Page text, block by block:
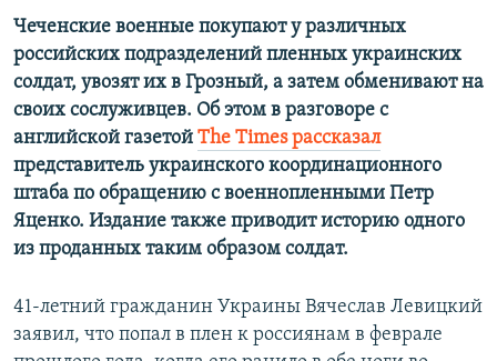
поискуИНФОГРАФИКА
ТЕЛЕПРОЕКТ КРЫМ.РЕАЛИИ
СОВЕТЫ ПРАВОЗАЩИТНИКОВ
ПРОПАВШИЕ БЕЗ ВЕСТИ
ПОБЕДИТЕЛЕЙ НЕ СУДЯТ?
КРЫМ.НЕПОКОРЕННЫЙ
УКРАИНСКАЯ ПРОБЛЕМА КРЫМА
КАК ОБОЙТИ БЛОКИРОВКУ
Українською
Qırımtatar
ПРИСОЕДИНЯЙТЕСЬ!
Все сайты RFE/RL
Чеченские военные покупают у различных
российских подразделений пленных украинских
солдат, увозят их в Грозный, а затем обменивают на
своих сослуживцев. Об этом в разговоре с
английской газетой The Times рассказал
представитель украинского координационного
штаба по обращению с военнопленными Петр
Яценко. Издание также приводит историю одного
из проданных таким образом солдат.
41-летний гражданин Украины Вячеслав Левицкий
заявил, что попал в плен к россиянам в феврале